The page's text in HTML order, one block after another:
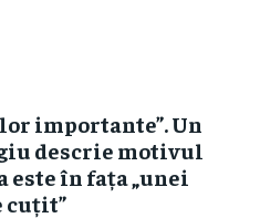
importante”. Un
descrie motivul
este în fața „unei
cuțit”